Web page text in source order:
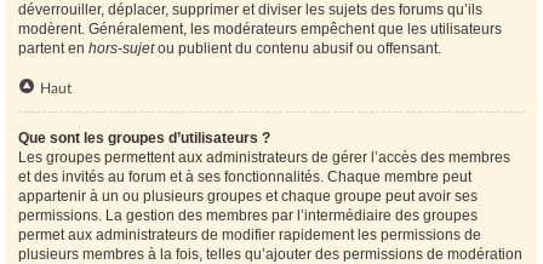
déverrouiller, déplacer, supprimer et diviser les sujets des forums qu’ils
modèrent. Généralement, les modérateurs empêchent que les utilisateurs
partent en hors-sujetou publient du contenu abusif ou offensant.
Haut
Que sont les groupes d’utilisateurs ?
Les groupes permettent aux administrateurs de gérer l’accès des membres
et des invités au forum et à ses fonctionnalités. Chaque membre peut
appartenir à un ou plusieurs groupes et chaque groupe peut avoir ses
permissions. La gestion des membres par l’intermédiaire des groupes
permet aux administrateurs de modifier rapidement les permissions de
plusieurs membres à la fois, telles qu’ajouter des permissions de modération